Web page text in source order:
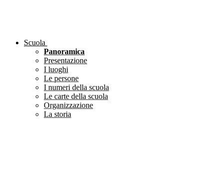
Scuola
Panoramica
Presentazione
I luoghi
Le persone
I numeri della scuola
Le carte della scuola
Organizzazione
La storia